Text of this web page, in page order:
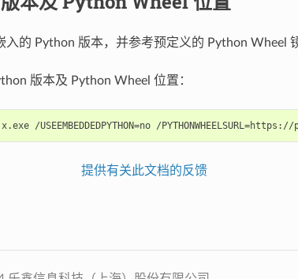
入的 Python 版本，并参考预定义的 Python Wheel
版本及 Python Wheel 位置：
提供有关此文档的反馈